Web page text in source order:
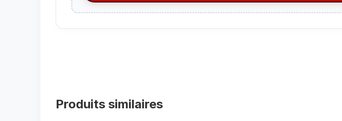
Produits similaires